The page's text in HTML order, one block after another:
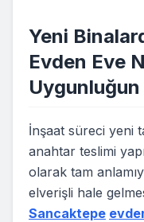
Yeni
Evden Eve
İnşaat süreci yeni
anahtar teslimi
olarak tam
elverişli hale
Sancaktepe